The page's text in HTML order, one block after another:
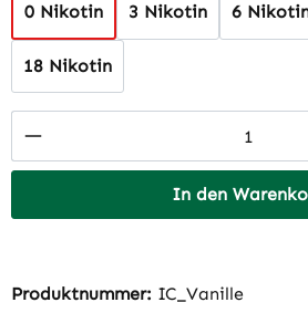
0 Nikotin 3 Nikotin 6
18 Nikotin
Produkt Anzahl: Gib den
In den
Produktnummer: IC_Vanille